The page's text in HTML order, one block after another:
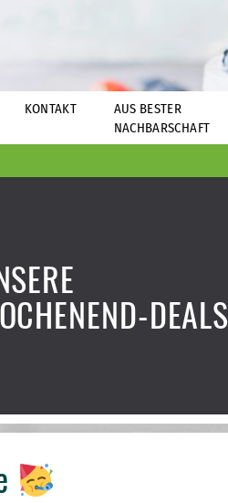
KONTAKT
AUS BESTER
NACHBARSCHAFT
DEALS